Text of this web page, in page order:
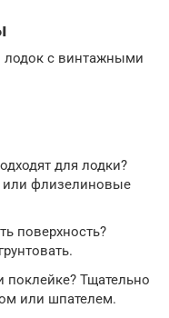
лодок с винтажными
для лодки?
или флизелиновые
поверхность?
поклейке? Тщательно
или шпателем.